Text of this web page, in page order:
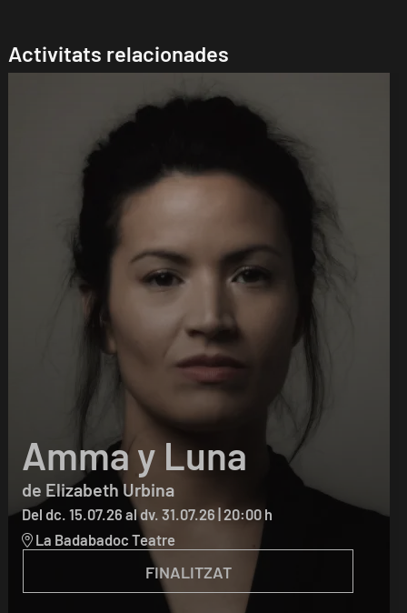
Activitats relacionades
FINALITZAT
Amma y Luna
de Elizabeth Urbina
Del dc. 15.07.26al dv. 31.07.26|20:00 h
La Badabadoc Teatre